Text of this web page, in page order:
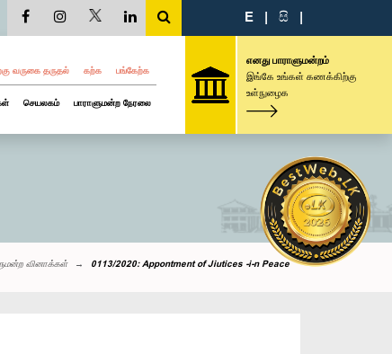
E | සි |
வருகை தருதல் கற்க பங்கேற்க
செயலகம் பாராளுமன்ற நேரலை
எனது பாராளுமன்றம்
இங்கே உங்கள் கணக்கிற்கு
உள்நுழைக
வினாக்கள் 0113/2020: Appontment of Jiutices -i-n Peace